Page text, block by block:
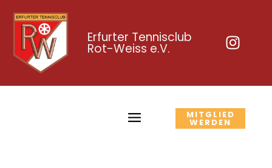
Erfurter Tennisclub
Rot-Weiss e.V.
MITGLIED
WERDEN